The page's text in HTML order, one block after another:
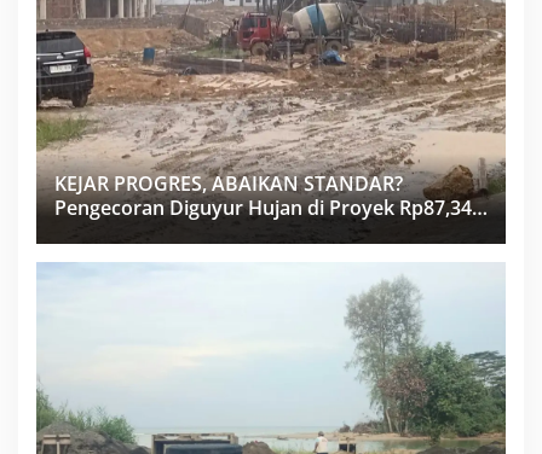
KEJAR PROGRES, ABAIKAN STANDAR?
Pengecoran Diguyur Hujan di Proyek Rp87,34
Miliar Sukma Nias, Konsultan, Pengawas dan
PPK Bungkam